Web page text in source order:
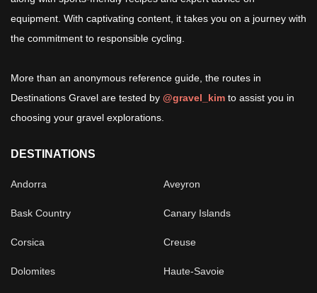
equipment. With captivating content, it takes you on a journey with
the commitment to responsible cycling.
More than an anonymous reference guide, the routes in
Destinations Gravel are tested by @gravel_kim to assist you in
choosing your gravel explorations.
DESTINATIONS
Andorra Aveyron
Bask Country Canary Islands
Corsica Creuse
Dolomites Haute-Savoie